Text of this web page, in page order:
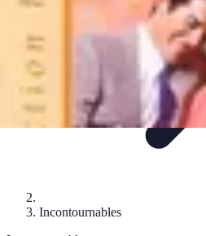
Incontournables